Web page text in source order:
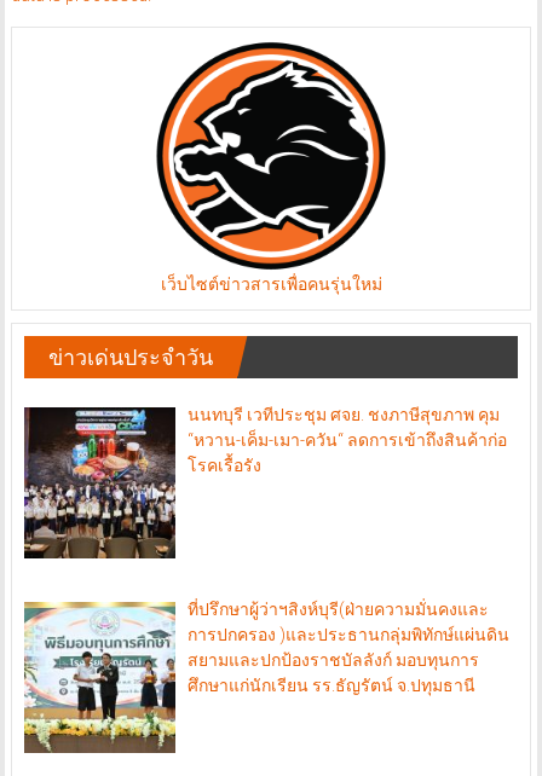
เว็บไซต์ข่าวสารเพื่อคนรุ่นใหม่
ข่าวเด่นประจำวัน
นนทบุรี เวทีประชุม ศจย. ชงภาษีสุขภาพ คุม
“หวาน-เค็ม-เมา-ควัน“ ลดการเข้าถึงสินค้าก่อ
โรคเรื้อรัง
ที่ปรึกษาผู้ว่าฯสิงห์บุรี(ฝ่ายความมั่นคงและ
การปกครอง )และประธานกลุ่มพิทักษ์แผ่นดิน
สยามและปกป้องราชบัลลังก์ มอบทุนการ
ศึกษาแก่นักเรียน รร.ธัญรัตน์ จ.ปทุมธานี